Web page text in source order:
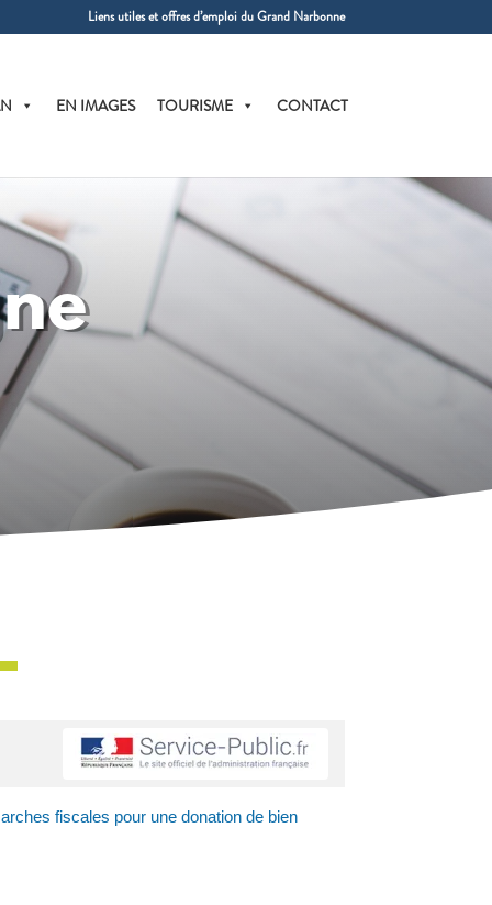
Liens utiles et offres d’emploi du Grand Narbonne
EN IMAGES TOURISME CONTACT
fiscales pour une donation de bien